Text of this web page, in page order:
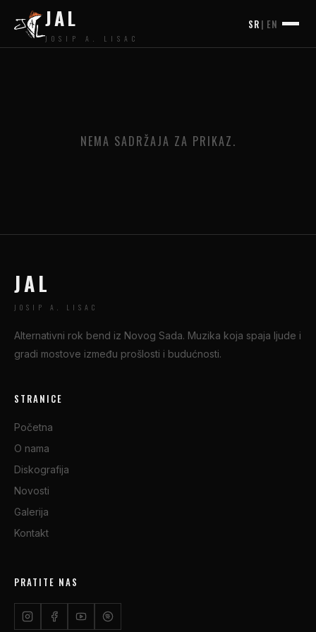
JAL
JOSIP A. LISAC
SR | EN
NEMA SADRŽAJA ZA PRIKAZ.
JAL
JOSIP A. LISAC
Alternativni rok bend iz Novog Sada. Muzika koja spaja ljude i
gradi mostove između prošlosti i budućnosti.
STRANICE
Početna
O nama
Diskografija
Novosti
Galerija
Kontakt
PRATITE NAS